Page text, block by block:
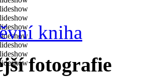
kniha
fotografie